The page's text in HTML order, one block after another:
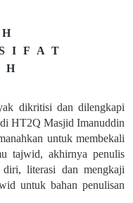
dikritisi dan dilengkapi
HT2Q Masjid Imanuddin
untuk membekali
tajwid, akhirnya penulis
literasi dan mengkaji
untuk bahan penulisan